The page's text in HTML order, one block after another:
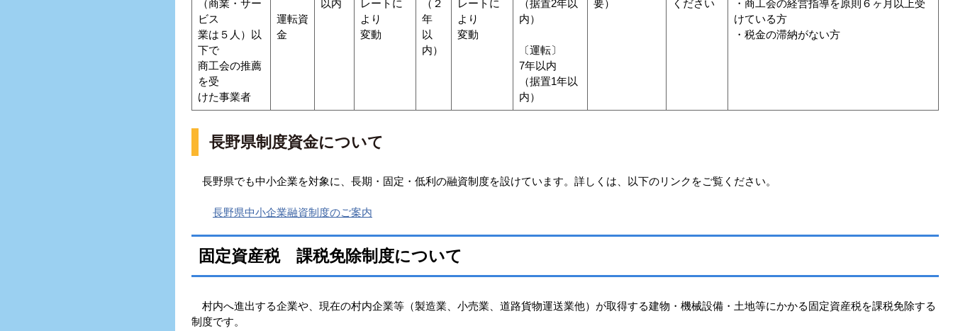
（商業・サー
ビス
業は５人）以
下で
商工会の推薦
を受
けた事業者
運転資
金
以内
レートに
より
変動
（２
年
以
内）
レートに
より
変動
（据置2年以
内）
〔運転〕
7年以内
（据置1年以
内）
要）
ください
・商工会の経営指導を原則６ヶ月以上受
けている方
・税金の滞納がない方
長野県制度資金について
長野県でも中小企業を対象に、長期・固定・低利の融資制度を設けています。詳しくは、以下のリンクをご覧ください。
長野県中小企業融資制度のご案内
固定資産税 課税免除制度について
村内へ進出する企業や、現在の村内企業等（製造業、小売業、道路貨物運送業他）が取得する建物・機械設備・土地等にかかる固定資産税を課税免除する
制度です。